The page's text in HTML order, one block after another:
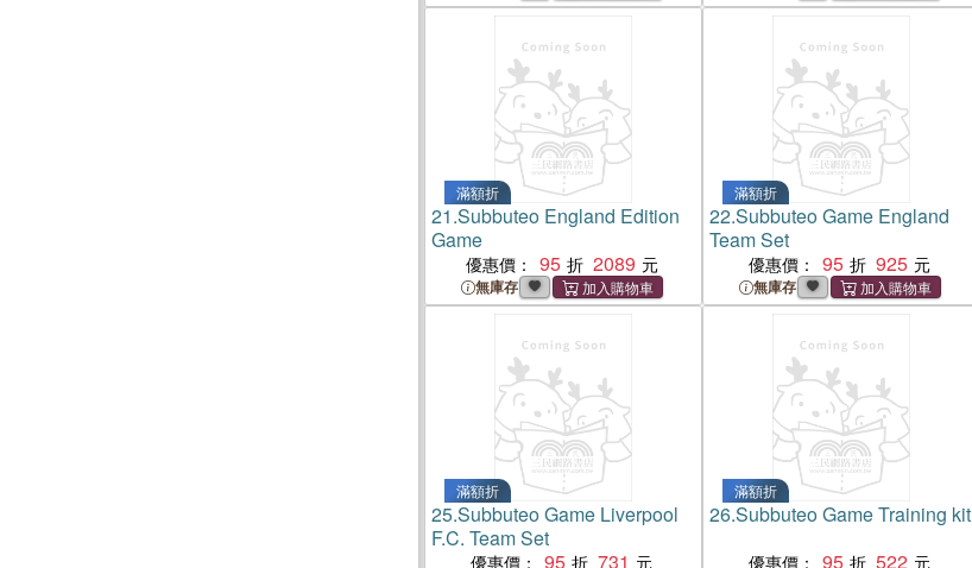
滿額折
21.Subbuteo England Edition
Game
優惠價： 95 2089
無庫存
滿額折
22.Subbuteo Game England
Team Set
優惠價： 95 925
無庫存
滿額折
25.Subbuteo Game Liverpool
F.C. Team Set
優惠價： 95 731
滿額折
26.Subbuteo Game Training kit
優惠價： 95 522